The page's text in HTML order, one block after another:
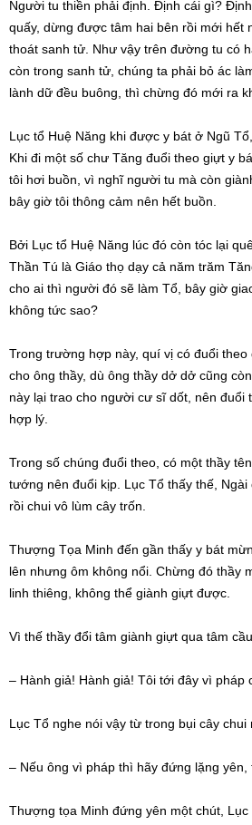
Người tu thiền phải định. Định cái gì?
quấy, dừng được tâm hai bên rồi mới hết
thoát sanh tử. Như vậy trên đường tu có
còn trong sanh tử, chúng ta phải bỏ ác
lành dữ đều buông, thì chừng đó mới ra
Lục tổ Huệ Năng khi được y bát ở Ngũ
Khi đi một số chư Tăng đuổi theo giựt y
tôi hơi buồn, vì nghĩ người tu mà còn
bây giờ tôi thông cảm nên hết buồn.
Bởi Lục tổ Huệ Năng lúc đó còn tóc lại
Thần Tú là Giáo thọ dạy cả năm trăm
cho ai thì người đó sẽ làm Tổ, bây giờ
không tức sao?
Trong trường hợp này, quí vị có đuổi
cho ông thầy, dù ông thầy dở dở cũng
này lại trao cho người cư sĩ dốt, nên đuổi
hợp lý.
Trong số chúng đuổi theo, có một thầy
tướng nên đuổi kịp. Lục Tổ thấy thế, Ngài
rồi chui vô lùm cây trốn.
Thượng Tọa Minh đến gần thấy y bát
lên nhưng ôm không nổi. Chừng đó thầy
linh thiêng, không thể giành giựt được.
Vì thế thầy đổi tâm giành giựt qua tâm
– Hành giả! Hành giả! Tôi tới đây vì pháp
Lục Tổ nghe nói vậy từ trong bụi cây chui
– Nếu ông vì pháp thì hãy đứng lặng yên,
Thượng tọa Minh đứng yên một chút, Lục